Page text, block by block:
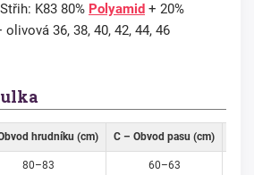
K83 80% Polyamid + 20%
36, 38, 40, 42, 44, 46
hrudníku (cm) C – Obvod pasu (cm)
80–83 60–63